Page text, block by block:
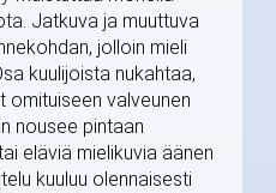
Jatkuva ja muuttuva
jolloin mieli
kuulijoista nukahtaa,
omituiseen valveunen
nousee pintaan
eläviä mielikuvia äänen
kuuluu olennaisesti